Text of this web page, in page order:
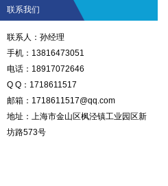
联系我们
联系人：孙经理
手机：13816473051
电话：18917072646
Q Q：1718611517
邮箱：1718611517@qq.com
地址：上海市金山区枫泾镇工业园区新
坊路573号